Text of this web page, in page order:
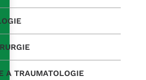
A TRAUMATOLOGIE